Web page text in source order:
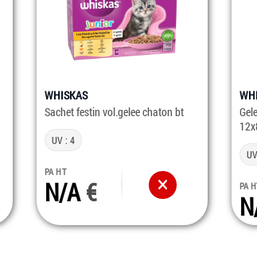
WHISKAS
Sachet festin vol.gelee chaton bt
UV : 4
PA HT
N/A PA